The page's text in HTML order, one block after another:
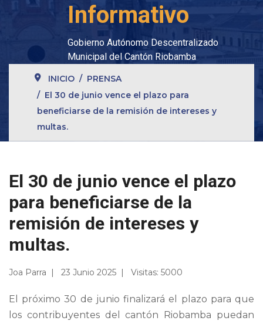
Informativo
Gobierno Autónomo Descentralizado
Municipal del Cantón Riobamba
INICIO
PRENSA
El 30 de junio vence el plazo para
beneficiarse de la remisión de intereses y
multas.
El 30 de junio vence el plazo
para beneficiarse de la
remisión de intereses y
multas.
Joa Parra 23 Junio 2025 Visitas: 5000
El próximo 30 de junio finalizará el plazo para que
los contribuyentes del cantón Riobamba puedan